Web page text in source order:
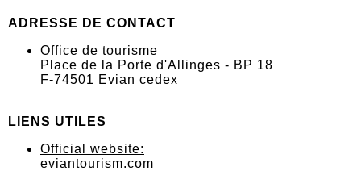
ADRESSE DE CONTACT
Office de tourisme
Place de la Porte d'Allinges - BP 18
F-74501 Evian cedex
LIENS UTILES
Official website:
eviantourism.com